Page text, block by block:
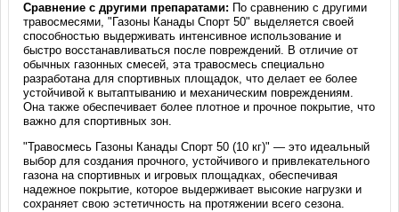
Сравнение с другими препаратами: По сравнению с другими
травосмесями, "Газоны Канады Спорт 50" выделяется своей
способностью выдерживать интенсивное использование и
быстро восстанавливаться после повреждений. В отличие от
обычных газонных смесей, эта травосмесь специально
разработана для спортивных площадок, что делает ее более
устойчивой к вытаптыванию и механическим повреждениям.
Она также обеспечивает более плотное и прочное покрытие, что
важно для спортивных зон.
"Травосмесь Газоны Канады Спорт 50 (10 кг)" — это идеальный
выбор для создания прочного, устойчивого и привлекательного
газона на спортивных и игровых площадках, обеспечивая
надежное покрытие, которое выдерживает высокие нагрузки и
сохраняет свою эстетичность на протяжении всего сезона.